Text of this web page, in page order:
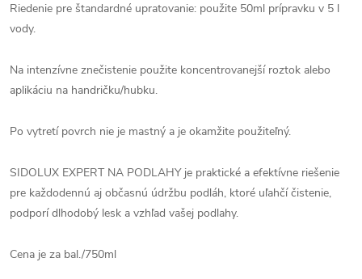
Riedenie pre štandardné upratovanie: použite 50ml prípravku v 5 l
vody.
Na intenzívne znečistenie použite koncentrovanejší roztok alebo
aplikáciu na handričku/hubku.
Po vytretí povrch nie je mastný a je okamžite použiteľný.
SIDOLUX EXPERT NA PODLAHY je praktické a efektívne riešenie
pre každodennú aj občasnú údržbu podláh, ktoré uľahčí čistenie,
podporí dlhodobý lesk a vzhľad vašej podlahy.
Cena je za bal./750ml